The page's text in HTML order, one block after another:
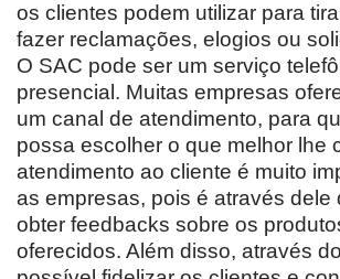
os clientes podem utilizar para
fazer reclamações, elogios ou
O SAC pode ser um serviço
presencial. Muitas empresas
um canal de atendimento, para
possa escolher o que melhor lhe
atendimento ao cliente é muito
as empresas, pois é através dele
obter feedbacks sobre os
oferecidos. Além disso, através